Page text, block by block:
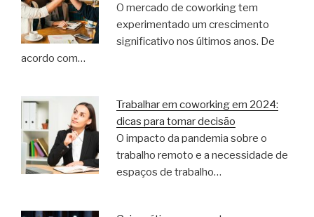
O mercado de coworking tem
experimentado um crescimento
significativo nos últimos anos. De
acordo com…
Trabalhar em coworking em 2024:
dicas para tomar decisão
O impacto da pandemia sobre o
trabalho remoto e a necessidade de
espaços de trabalho…